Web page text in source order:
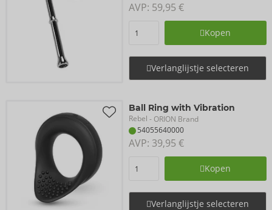
AVP: 59,95 €
Kopen
Verlanglijstje selecteren
Ball Ring with Vibration
Rebel - ORION Brand
54055640000
AVP: 39,95 €
Kopen
Verlanglijstje selecteren